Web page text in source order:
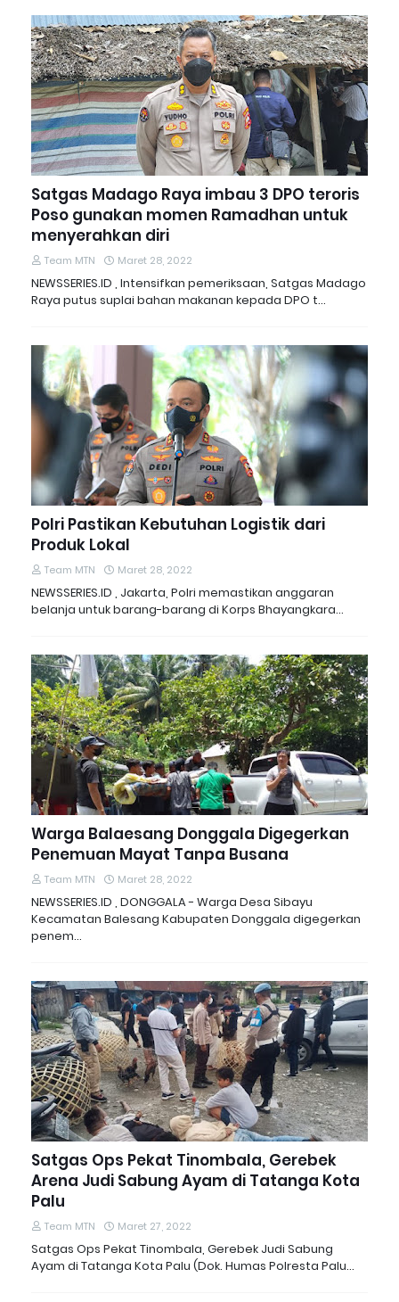
Satgas Madago Raya imbau 3 DPO teroris
Poso gunakan momen Ramadhan untuk
menyerahkan diri
Team MTN Maret 28, 2022
NEWSSERIES.ID , Intensifkan pemeriksaan, Satgas Madago
Raya putus suplai bahan makanan kepada DPO t…
Polri Pastikan Kebutuhan Logistik dari
Produk Lokal
Team MTN Maret 28, 2022
NEWSSERIES.ID , Jakarta, Polri memastikan anggaran
belanja untuk barang-barang di Korps Bhayangkara…
Warga Balaesang Donggala Digegerkan
Penemuan Mayat Tanpa Busana
Team MTN Maret 28, 2022
NEWSSERIES.ID , DONGGALA - Warga Desa Sibayu
Kecamatan Balesang Kabupaten Donggala digegerkan
penem…
Satgas Ops Pekat Tinombala, Gerebek
Arena Judi Sabung Ayam di Tatanga Kota
Palu
Team MTN Maret 27, 2022
Satgas Ops Pekat Tinombala, Gerebek Judi Sabung
Ayam di Tatanga Kota Palu (Dok. Humas Polresta Palu…